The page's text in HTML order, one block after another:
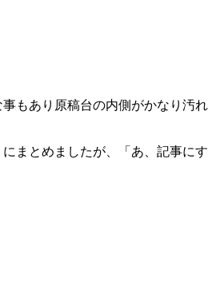
もあり原稿台の内側がかなり汚れ
にまとめましたが、「あ、記事にす